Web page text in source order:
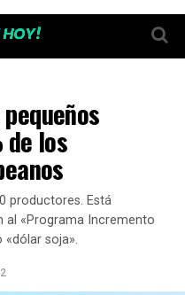
los
productores. Está
al «Programa Incremento
soja».